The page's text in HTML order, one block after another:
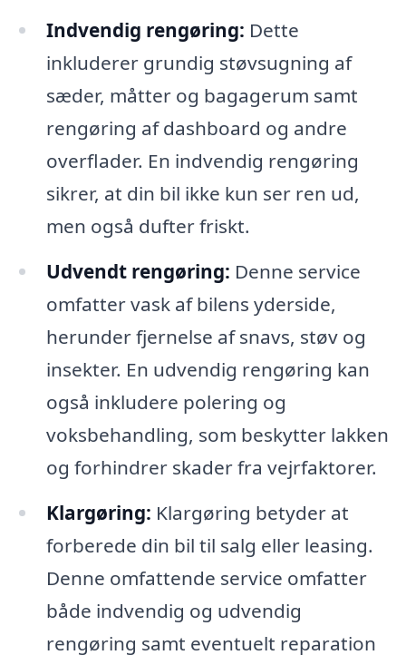
Indvendig rengøring: Dette
inkluderer grundig støvsugning af
sæder, måtter og bagagerum samt
rengøring af dashboard og andre
overflader. En indvendig rengøring
sikrer, at din bil ikke kun ser ren ud,
men også dufter friskt.
Udvendt rengøring: Denne service
omfatter vask af bilens yderside,
herunder fjernelse af snavs, støv og
insekter. En udvendig rengøring kan
også inkludere polering og
voksbehandling, som beskytter lakken
og forhindrer skader fra vejrfaktorer.
Klargøring: Klargøring betyder at
forberede din bil til salg eller leasing.
Denne omfattende service omfatter
både indvendig og udvendig
rengøring samt eventuelt reparation